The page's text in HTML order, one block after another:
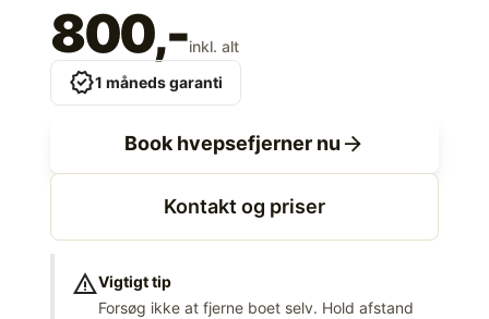
800,-inkl. alt
verified1 måneds garanti
Book hvepsefjerner nu arrow_forward
Kontakt og priser
warningVigtigt tip
Forsøg ikke at fjerne boet selv. Hold afstand